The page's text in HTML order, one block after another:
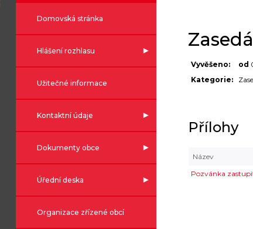
Domovská stránka
Hlášení rozhlasu
Užitečné informace
Kontaktní údaje
Dokumenty obce
Úřední deska
Organizace zřízené obcí
Vyvěšeno: od
Kategorie:
Přílohy
Název
Pozvánka